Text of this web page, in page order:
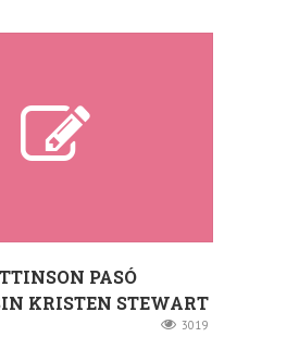
PASÓ
KRISTEN STEWART
3019